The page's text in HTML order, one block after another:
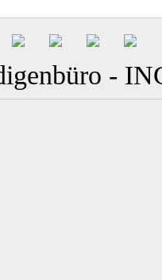
-